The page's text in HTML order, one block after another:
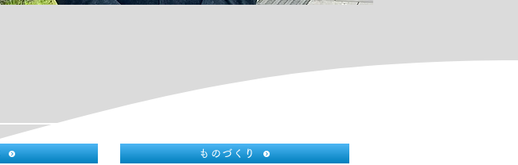
ものづくり